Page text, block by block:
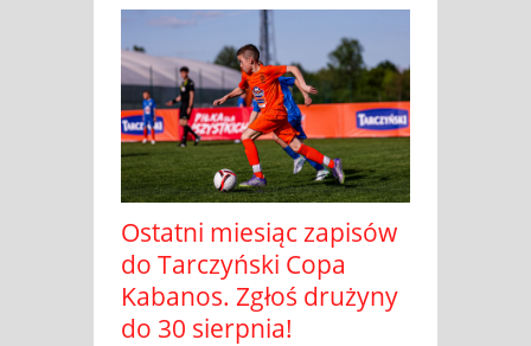
Ostatni miesiąc zapisów
do Tarczyński Copa
Kabanos. Zgłoś drużyny
do 30 sierpnia!